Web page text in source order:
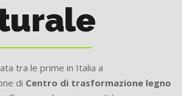
tra le prime in Italia a
di Centro di trasformazione legno